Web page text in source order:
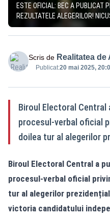
ESTE OFICIAL: BEC A PUBLICAT
REZULTATELE ALEGERILOR!
Scris de Realitatea de
Publicat:20 mai 2025,
Biroul Electoral Central
procesul-verbal oficial
doilea tur al alegerilor
Biroul Electoral Central a
procesul-verbal oficial
tur al alegerilor
victoria candidatului